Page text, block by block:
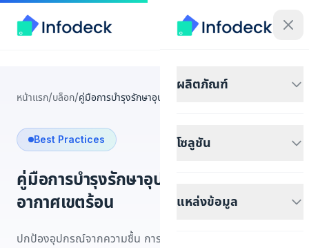
ผลิตภัณฑ์
โซลูชัน
แหล่งข้อมูล
หน้าแรก/บล็อก/คู่มือการบำรุงรักษาอุปกรณ์ในสภาพอากาศเขตร้อน
Best Practices
คู่มือการบำรุงรักษาอุปกรณ์ในสภาพ
อากาศเขตร้อน
ปกป้องอุปกรณ์จากความชื้น การกัดกร่อน และความร้อนในเขต